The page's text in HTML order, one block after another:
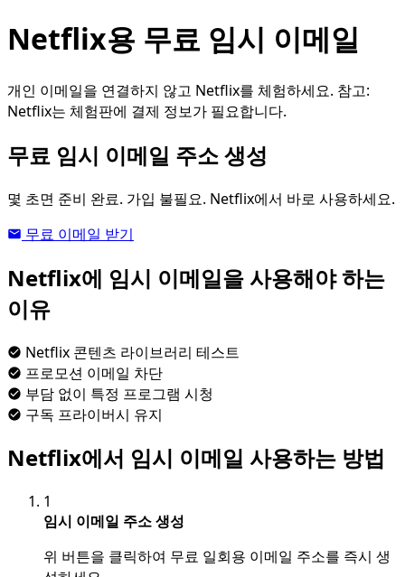
Netflix용 무료 임시 이메일
개인 이메일을 연결하지 않고 Netflix를 체험하세요. 참고:
Netflix는 체험판에 결제 정보가 필요합니다.
무료 임시 이메일 주소 생성
몇 초면 준비 완료. 가입 불필요. Netflix에서 바로 사용하세요.
무료 이메일 받기
Netflix에 임시 이메일을 사용해야 하는
이유
Netflix 콘텐츠 라이브러리 테스트
프로모션 이메일 차단
부담 없이 특정 프로그램 시청
구독 프라이버시 유지
Netflix에서 임시 이메일 사용하는 방법
1
임시 이메일 주소 생성
위 버튼을 클릭하여 무료 일회용 이메일 주소를 즉시 생